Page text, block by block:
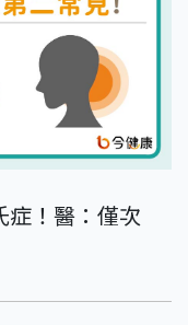
症！醫：僅次